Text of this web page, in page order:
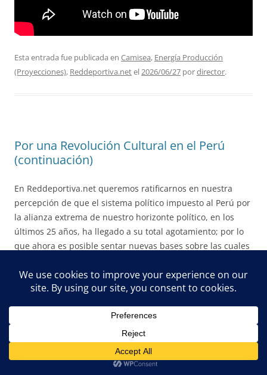
Esta entrada fue publicada en Camisea, Energía Producción
(Proyecciones), Reddeportiva.netel2026/06/27 pordirector.
Por una Revolución Cultural en el Perú
(continuación)
En Reddeportiva.net queremos ratificarnos en nuestra
percepción de que el sistema político impuesto al Perú por
la alianza extrema de nuestro horizonte político, en los
últimos 25 años, ha llegado a su total agotamiento; por lo
que ahora es posible sentar nuevas bases sobre las cuales
pleno desarrollo humano y orientado a consolidar el bien
común de toda la sociedad peruana en su conjunto.
Al mismo tiempo, nos sentimos obligados a recordar el
mecanismo utilizado en el ejercicio del poder por la
mencionada alianza, con el objetivo de señalar las
principales malas prácticas que deben ser erradicadas de